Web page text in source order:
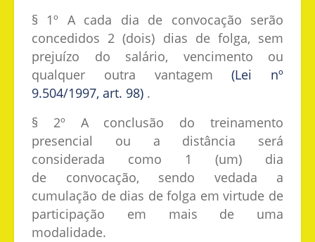
§ 1º A cada dia de convocação serão
concedidos 2 (dois) dias de folga, sem
prejuízo do salário, vencimento ou
qualquer outra vantagem(Lei nº
9.504/1997, art. 98) .
§ 2º A conclusão do treinamento
presencial ou a distância será
considerada como 1 (um) dia
de convocação, sendo vedada a
cumulação de dias de folga em virtude de
participação em mais de uma
modalidade.